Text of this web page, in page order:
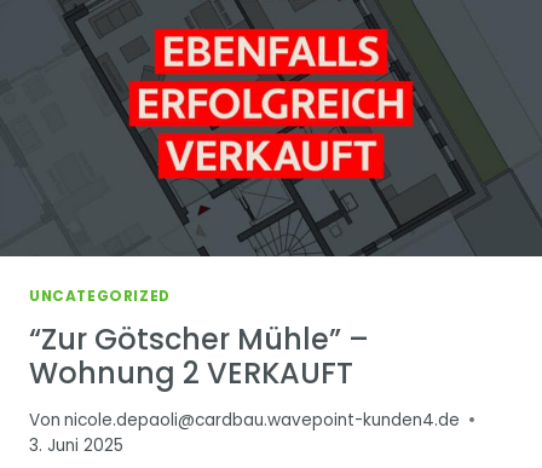
UNCATEGORIZED
“Zur Götscher Mühle” –
Wohnung 2 VERKAUFT
Von nicole.depaoli@cardbau.wavepoint-kunden4.de
3. Juni 2025